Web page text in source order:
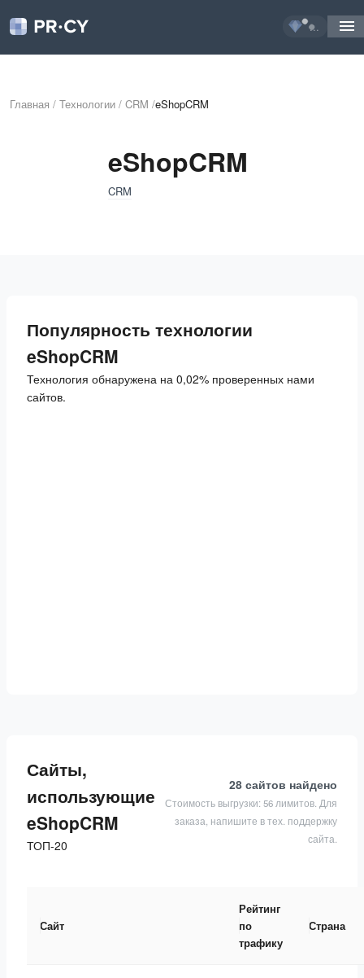
...
Главная / Технологии / CRM /eShopCRM
eShopCRM
CRM
Популярность технологии
eShopCRM
Технология обнаружена на 0,02% проверенных нами
сайтов.
Сайты,
использующие
eShopCRM
ТОП-20
28 сайтов найдено
Стоимость выгрузки: 56 лимитов. Для
заказа, напишите в тех. поддержку
сайта.
Сайт
Рейтинг
по
трафику
Страна